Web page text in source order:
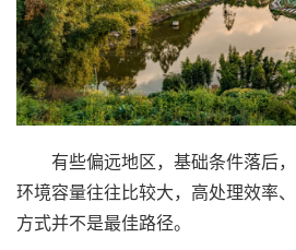
有些偏远地区，基础条件落后
环境容量往往比较大，高处理效率
方式并不是最佳路径。